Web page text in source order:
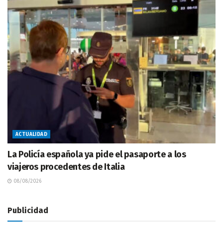
ACTUALIDAD
La Policía española ya pide el pasaporte a los
viajeros procedentes de Italia
08/08/2026
Publicidad